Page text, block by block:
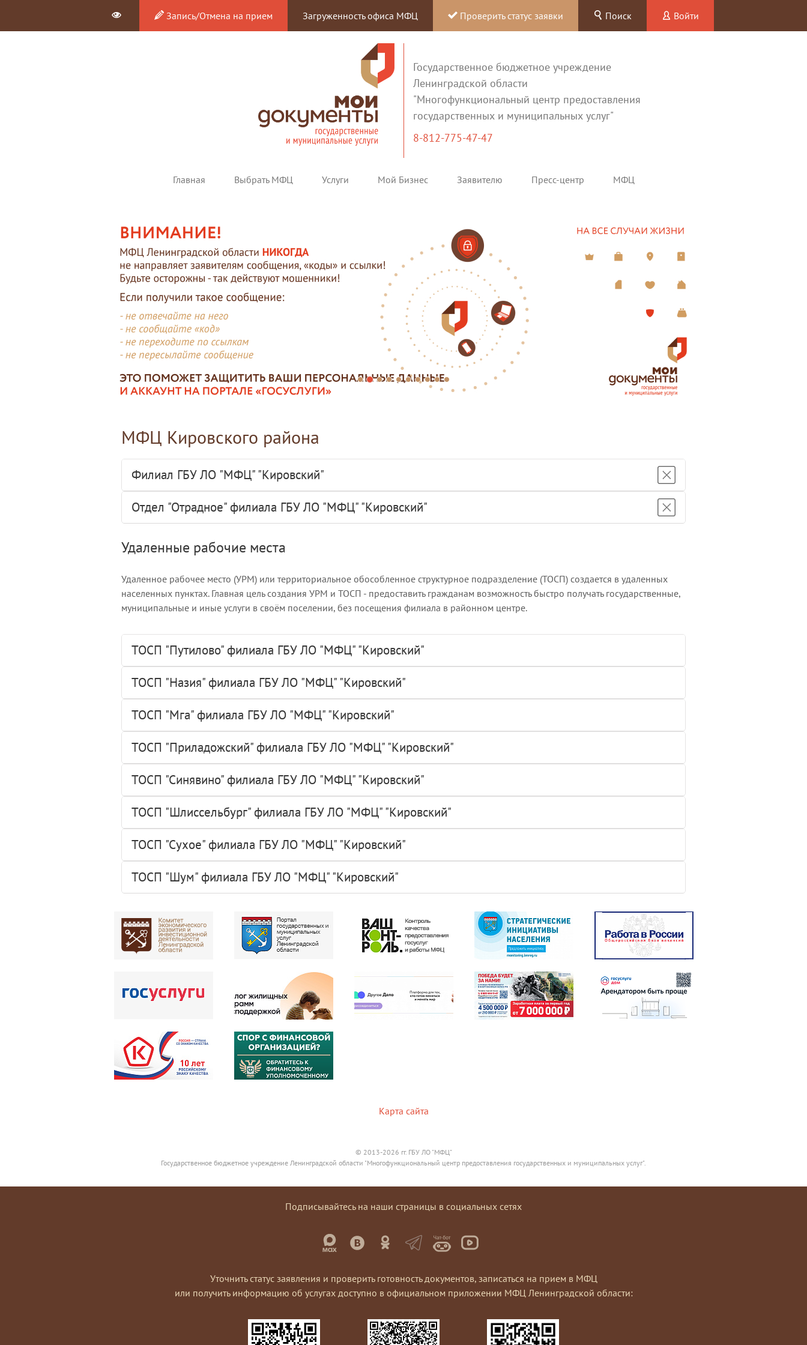
Запись/Отмена на прием Загруженность офиса МФЦ Проверить статус заявки Поиск Войти
Государственное бюджетное учреждение
Ленинградской области
"Многофункциональный центр предоставления
государственных и муниципальных услуг"
8-812-775-47-47
Главная Выбрать МФЦ Услуги Мой Бизнес Заявителю Пресс-центр МФЦ
МФЦ Кировского района
Филиал ГБУ ЛО "МФЦ" "Кировский"
Отдел "Отрадное" филиала ГБУ ЛО "МФЦ" "Кировский"
Удаленные рабочие места
Удаленное рабочее место (УРМ) или территориальное обособленное структурное подразделение (ТОСП) создается в удаленных
населенных пунктах. Главная цель создания УРМ и ТОСП - предоставить гражданам возможность быстро получать государственные,
муниципальные и иные услуги в своём поселении, без посещения филиала в районном центре.
ТОСП "Путилово" филиала ГБУ ЛО "МФЦ" "Кировский"
ТОСП "Назия" филиала ГБУ ЛО "МФЦ" "Кировский"
ТОСП "Мга" филиала ГБУ ЛО "МФЦ" "Кировский"
ТОСП "Приладожский" филиала ГБУ ЛО "МФЦ" "Кировский"
ТОСП "Синявино" филиала ГБУ ЛО "МФЦ" "Кировский"
ТОСП "Шлиссельбург" филиала ГБУ ЛО "МФЦ" "Кировский"
ТОСП "Сухое" филиала ГБУ ЛО "МФЦ" "Кировский"
ТОСП "Шум" филиала ГБУ ЛО "МФЦ" "Кировский"
Карта сайта
© 2013-2026 гг. ГБУ ЛО "МФЦ"
Государственное бюджетное учреждение Ленинградской области "Многофункциональный центр предоставления государственных и муниципальных услуг".
Подписывайтесь на наши страницы в социальных сетях
Уточнить статус заявления и проверить готовность документов, записаться на прием в МФЦ
или получить информацию об услугах доступно в официальном приложении МФЦ Ленинградской области: